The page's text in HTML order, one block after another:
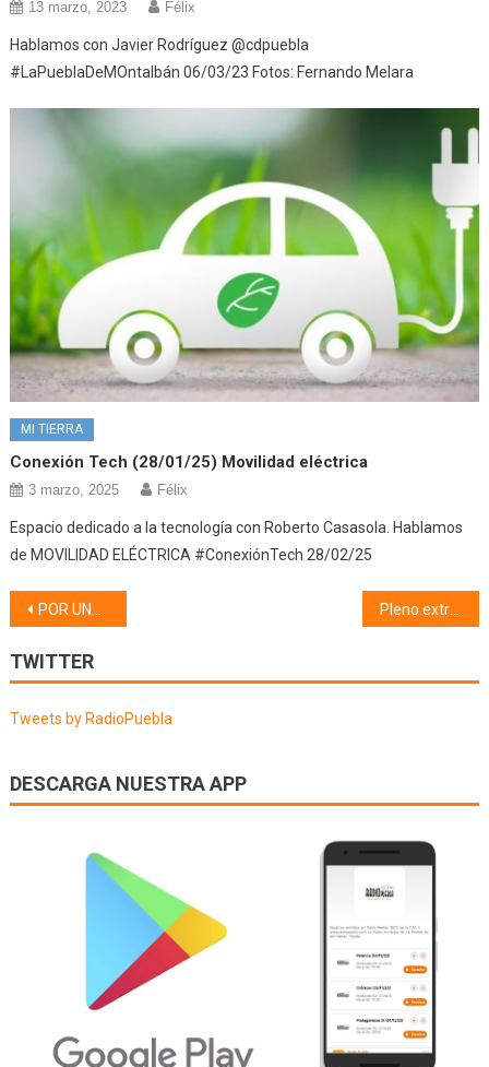
13 marzo, 2023 Félix
Hablamos con Javier Rodríguez @cdpuebla
#LaPueblaDeMOntalbán 06/03/23 Fotos: Fernando Melara
MI TIERRA
Conexión Tech (28/01/25) Movilidad eléctrica
3 marzo, 2025 Félix
Espacio dedicado a la tecnología con Roberto Casasola. Hablamos
de MOVILIDAD ELÉCTRICA #ConexiónTech 28/02/25
Navegación
de
entradas
POR UNA RESIDENCIA EN LA PUEBLA DE MONTALBÁN (24/06/25) Pleno extraordinario (25/06/25)
TWITTER
Tweets by RadioPuebla
DESCARGA NUESTRA APP